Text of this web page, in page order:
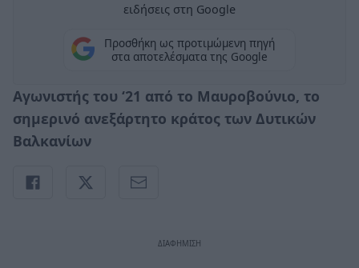
ειδήσεις στη Google
Προσθήκη ως προτιμώμενη πηγή
στα αποτελέσματα της Google
Αγωνιστής του ‘21 από το Μαυροβούνιο, το
σημερινό ανεξάρτητο κράτος των Δυτικών
Βαλκανίων